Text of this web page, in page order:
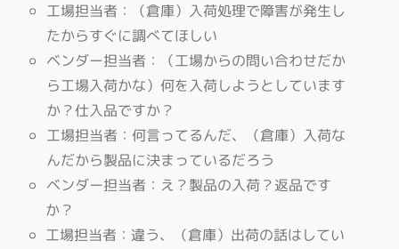
工場担当者：（倉庫）入荷処理で障害が発生し
たからすぐに調べてほしい
ベンダー担当者：（工場からの問い合わせだか
ら工場入荷かな）何を入荷しようとしています
か？仕入品ですか？
工場担当者：何言ってるんだ、（倉庫）入荷な
んだから製品に決まっているだろう
ベンダー担当者：え？製品の入荷？返品です
か？
工場担当者：違う、（倉庫）出荷の話はしてい